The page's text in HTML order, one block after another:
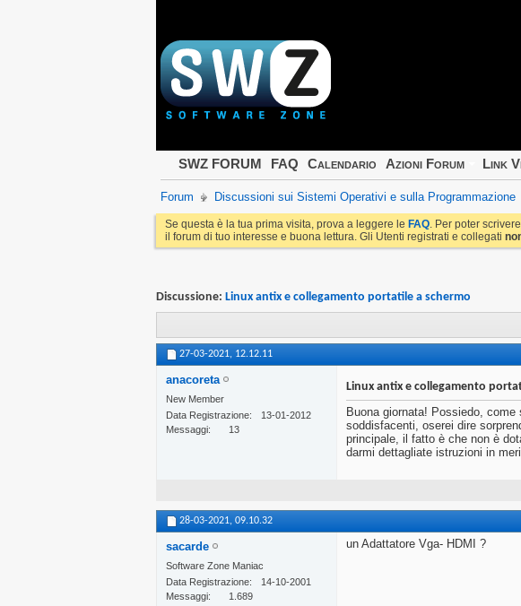
SWZ FORUM FAQ Calendario Azioni Forum Link
Forum Discussioni sui Sistemi Operativi e sulla Programmazione
Se questa è la tua prima visita, prova a leggere le FAQ. Per poter
il forum di tuo interesse e buona lettura. Gli Utenti registrati e collegati
Discussione: Linux antix e collegamento portatile a schermo
27-03-2021, 12.12.11
anacoreta
New Member
Data Registrazione
13-01-2012
Messaggi
13
Linux antix e collegamento
Buona giornata! Possiedo,
soddisfacenti, oserei dire
principale, il fatto è che non è
darmi dettagliate istruzioni in
28-03-2021, 09.10.32
sacarde
Software Zone Maniac
Data Registrazione
14-10-2001
Messaggi
1.689
un Adattatore Vga- HDMI ?